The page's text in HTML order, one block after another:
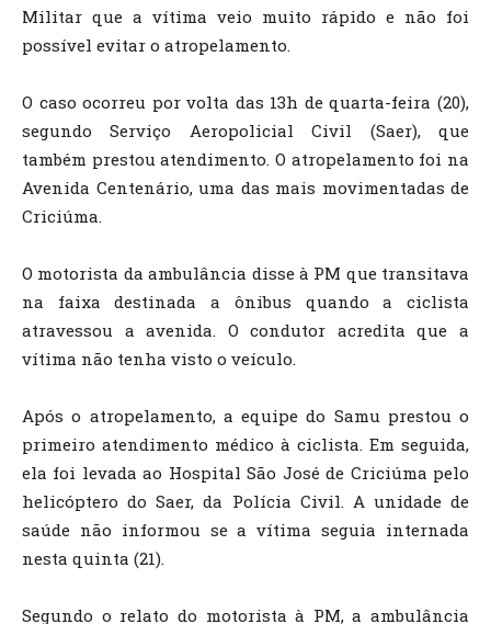
Militar que a vítima veio muito rápido e não foi
possível evitar o atropelamento.
O caso ocorreu por volta das 13h de quarta-feira (20),
segundo Serviço Aeropolicial Civil (Saer), que
também prestou atendimento. O atropelamento foi na
Avenida Centenário, uma das mais movimentadas de
Criciúma.
O motorista da ambulância disse à PM que transitava
na faixa destinada a ônibus quando a ciclista
atravessou a avenida. O condutor acredita que a
vítima não tenha visto o veículo.
Após o atropelamento, a equipe do Samu prestou o
primeiro atendimento médico à ciclista. Em seguida,
ela foi levada ao Hospital São José de Criciúma pelo
helicóptero do Saer, da Polícia Civil. A unidade de
saúde não informou se a vítima seguia internada
nesta quinta (21).
Segundo o relato do motorista à PM, a ambulância